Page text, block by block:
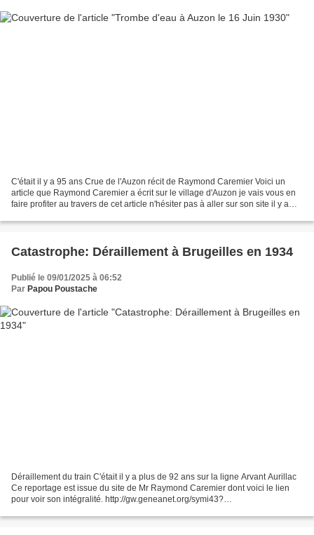
C'était il y a 95 ans Crue de l'Auzon récit de Raymond Caremier Voici un
article que Raymond Caremier a écrit sur le village d'Auzon je vais vous en
faire profiter au travers de cet article n'hésiter pas à aller sur son site il y a
Catastrophe: Déraillement à Brugeilles en 1934
Publié le 09/01/2025 à 06:52
Par Papou Poustache
Déraillement du train C'était il y a plus de 92 ans sur la ligne Arvant Aurillac
Ce reportage est issue du site de Mr Raymond Caremier dont voici le lien
pour voir son intégralité. http://gw.geneanet.org/symi43?